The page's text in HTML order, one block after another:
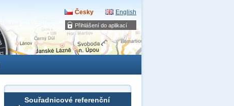
Přihlášení do aplikací
Česky English
Souřadnicové referenční